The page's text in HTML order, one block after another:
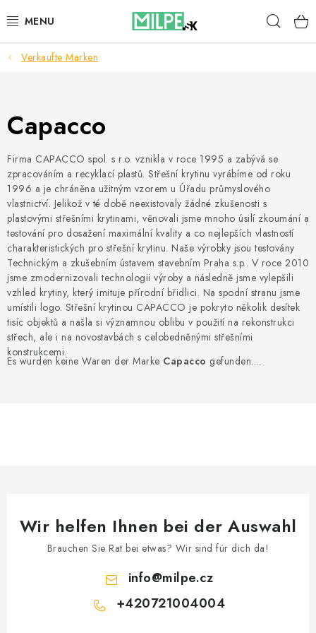
Inhalt
DACHFENSTER
HAUS UND GARTEN
BAU
BLOG
IMPRESSUM
Reklamationen und Rücksendungen
Richtlinien zur Verwendung von Cookies
Datenschutzerklärung
Allgemeinen Geschäftsbedingungen
Sitemap von Milpe.sk
Verkaufte Marken
Capacco
Firma CAPACCO spol. s r.o. vznikla v roce 1995 a zabývá se
zpracováním a recyklací plastů. Střešní krytinu vyrábíme od roku
1996 a je chráněna užitným vzorem u Úřadu průmyslového
vlastnictví. Jelikož v té době neexistovaly žádné zkušenosti s
plastovými střešními krytinami, věnovali jsme mnoho úsilí zkoumání a
testování pro dosažení maximální kvality a co nejlepších vlastností
charakteristických pro střešní krytinu. Naše výrobky jsou testovány
Technickým a zkušebním ústavem stavebním Praha s.p.. V roce 2010
jsme zmodernizovali technologii výroby a následně jsme vylepšili
vzhled krytiny, který imituje přírodní břidlici. Na spodní stranu jsme
umístili logo. Střešní krytinou CAPACCO je pokryto několik desítek
tisíc objektů a našla si významnou oblibu v použití na rekonstrukci
střech, ale i na novostavbách s celobedněnými střešními
konstrukcemi.
Es wurden keine Waren der Marke Capacco gefunden....
Wir helfen Ihnen bei der Auswahl
Brauchen Sie Rat bei etwas? Wir sind für dich da!
info@milpe.cz
+420721004004